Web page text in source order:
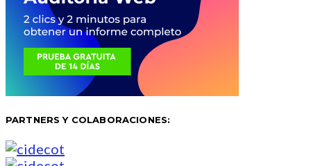
PARTNERS Y COLABORACIONES: